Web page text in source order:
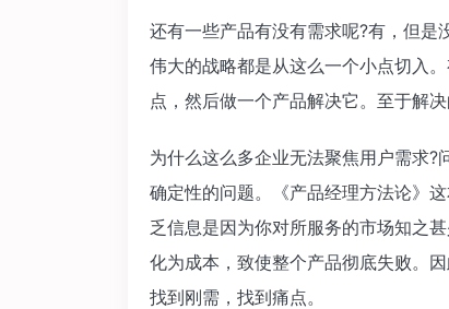
还有一些产品有没有需求呢?有，但是
伟大的战略都是从这么一个小点切入
点，然后做一个产品解决它。至于解
为什么这么多企业无法聚焦用户需求
确定性的问题。《产品经理方法论》
乏信息是因为你对所服务的市场知之
化为成本，致使整个产品彻底失败。
找到刚需，找到痛点。